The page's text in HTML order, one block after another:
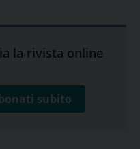
la rivista online
subito